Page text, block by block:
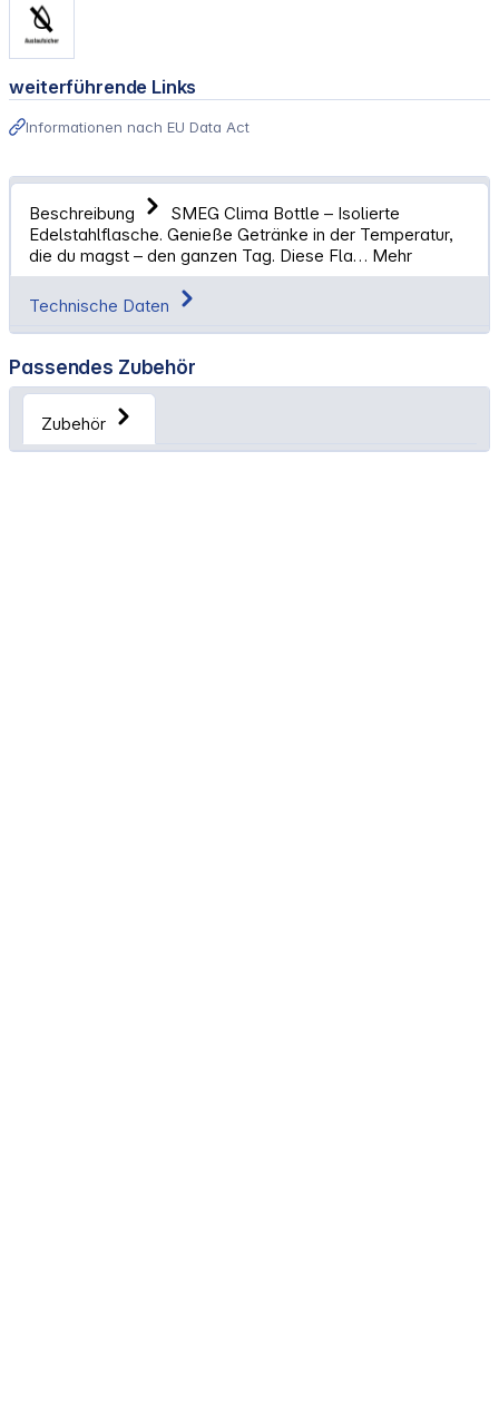
weiterführende Links
Informationen nach EU Data Act
Beschreibung
SMEG Clima Bottle – Isolierte
Edelstahlflasche. Genieße Getränke in der Temperatur,
die du magst – den ganzen Tag. Diese Fla… Mehr
Technische Daten
Passendes Zubehör
Zubehör